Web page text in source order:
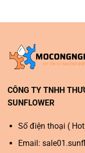
CÔNG TY TNHH
SUNFLOWER
Số điện thoại (
Email: